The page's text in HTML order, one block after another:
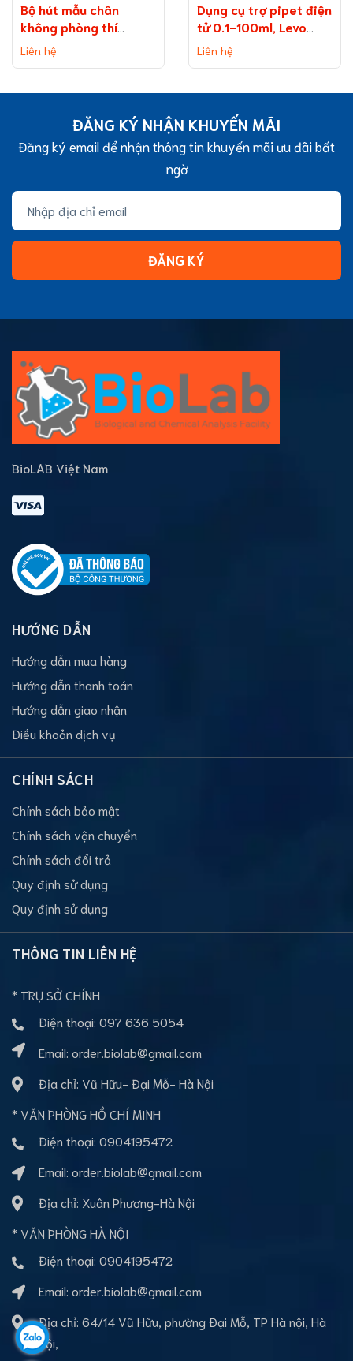
Bộ hút mẫu chân
không phòng thí
nghiệm bình 2 lít ​​​​​​​
(Vacuum Aspiration
Liên hệ
Dụng cụ trợ pipet điện
tử 0.1-100ml, Levo
Plus pipette
Liên hệ
ĐĂNG KÝ NHẬN KHUYẾN MÃI
Đăng ký email để nhận thông tin khuyến mãi ưu đãi bất
ngờ
ĐĂNG KÝ
BioLAB Việt Nam
HƯỚNG DẪN
Hướng dẫn mua hàng
Hướng dẫn thanh toán
Hướng dẫn giao nhận
Điều khoản dịch vụ
CHÍNH SÁCH
Chính sách bảo mật
Chính sách vận chuyển
Chính sách đổi trả
Quy định sử dụng
Quy định sử dụng
THÔNG TIN LIÊN HỆ
* TRỤ SỞ CHÍNH
Điện thoại: 097 636 5054
Email: order.biolab@gmail.com
Địa chỉ: Vũ Hữu- Đại Mỗ- Hà Nội
* VĂN PHÒNG HỒ CHÍ MINH
Điện thoại: 0904195472
Email: order.biolab@gmail.com
Địa chỉ: Xuân Phương-Hà Nội
* VĂN PHÒNG HÀ NỘI
Điện thoại: 0904195472
Email: order.biolab@gmail.com
Địa chỉ: 64/14 Vũ Hữu, phường Đại Mỗ, TP Hà nội, Hà
Nội,